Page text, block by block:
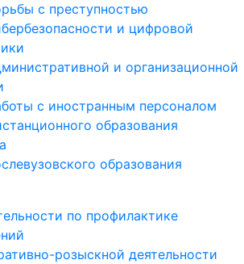
с преступностью
и цифровой
и организационной
с иностранным персоналом
образования
образования
по профилактике
розыскной деятельности